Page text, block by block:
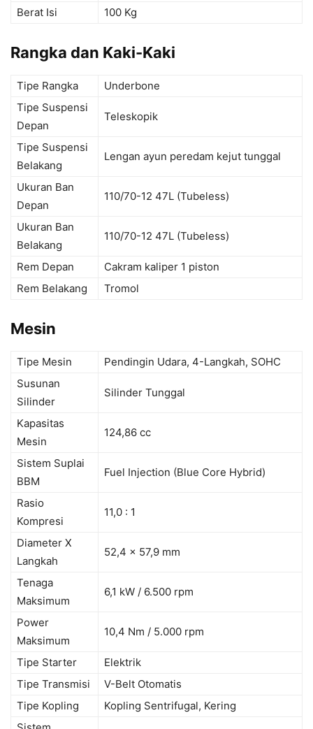
Berat Isi 100 Kg
Rangka dan Kaki-Kaki
Tipe Rangka
Underbone
Tipe Suspensi
Depan
Teleskopik
Tipe Suspensi
Belakang
Lengan ayun peredam kejut tunggal
Ukuran Ban
Depan
110/70-12 47L (Tubeless)
Ukuran Ban
Belakang
110/70-12 47L (Tubeless)
Rem Depan
Cakram kaliper 1 piston
Rem Belakang
Tromol
Mesin
Tipe Mesin
Pendingin Udara, 4-Langkah, SOHC
Susunan
Silinder
Silinder Tunggal
Kapasitas
Mesin
124,86 cc
Sistem Suplai
BBM
Fuel Injection (Blue Core Hybrid)
Rasio
Kompresi
11,0 : 1
Diameter X
Langkah
52,4 x 57,9 mm
Tenaga
Maksimum
6,1 kW / 6.500 rpm
Power
Maksimum
10,4 Nm / 5.000 rpm
Tipe Starter
Elektrik
Tipe Transmisi
V-Belt Otomatis
Tipe Kopling
Kopling Sentrifugal, Kering